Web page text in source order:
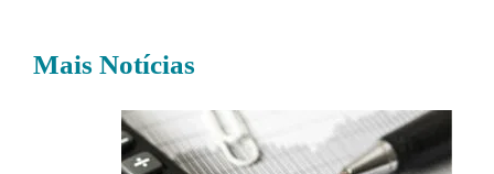
Mais Notícias